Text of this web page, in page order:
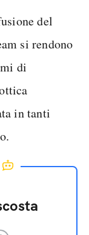
del
si rendono
di
in tanti